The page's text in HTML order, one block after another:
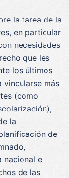
la tarea de la
en particular
necesidades
que les
los últimos
vincularse más
(como
la
de
nacional e
de las